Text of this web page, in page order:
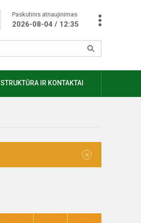
Paskutinis atnaujinimas
2026-08-04 / 12:35
STRUKTŪRA IR KONTAKTAI
×